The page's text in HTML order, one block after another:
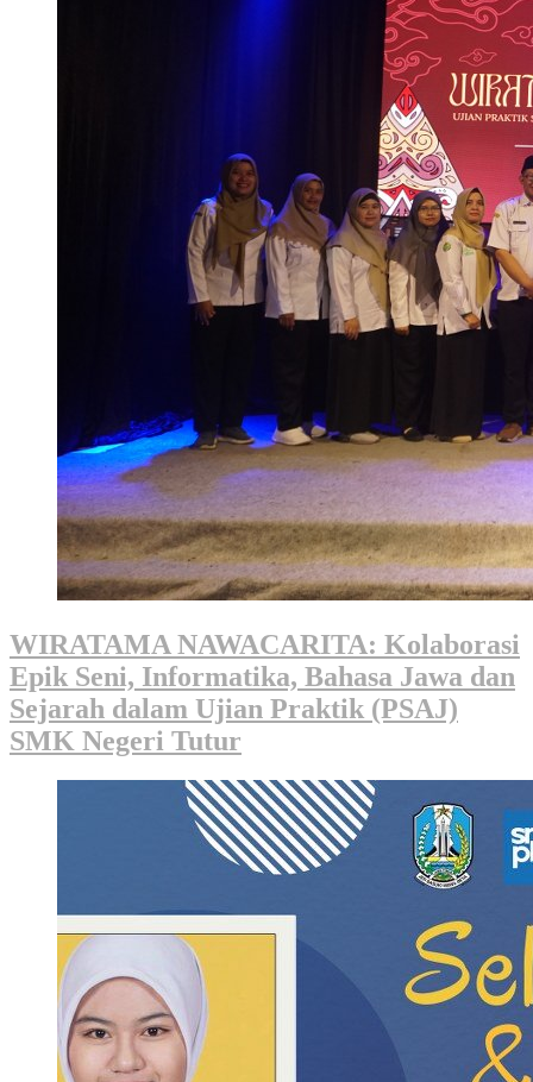
WIRATAMA NAWACARITA: Kolaborasi
Epik Seni, Informatika, Bahasa Jawa dan
Sejarah dalam Ujian Praktik (PSAJ)
SMK Negeri Tutur